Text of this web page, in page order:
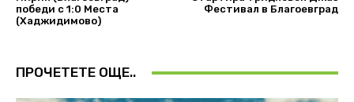
победи с 1:0 Места
(Хаджидимово)
Фестивал в Благоевград
ПРОЧЕТЕТЕ ОЩЕ..